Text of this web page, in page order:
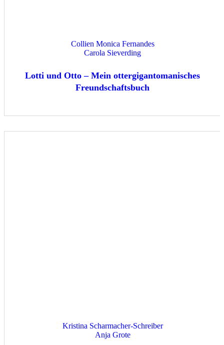
Collien Monica Fernandes
Carola Sieverding
Lotti und Otto – Mein ottergigantomanisches
Freundschaftsbuch
Kristina Scharmacher-Schreiber
Anja Grote